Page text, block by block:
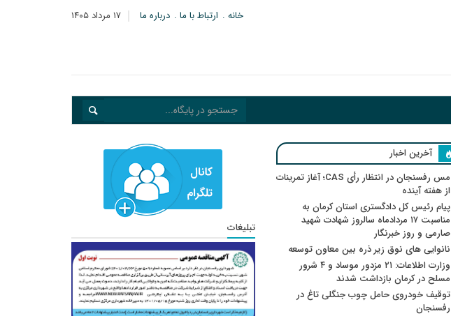
۱۷ مرداد ۱۴۰۵ خانه ارتباط با ما درباره ما
آخرین اخبار
مس رفسنجان در انتظار رأی CAS؛ آغاز تمرینات
از هفته آینده
پیام رئیس کل دادگستری استان کرمان به
مناسبت ۱۷ مردادماه سالروز شهادت شهید
صارمی و روز خبرنگار
نانوایی های نوق زیر ذره بین معاون توسعه
وزارت اطلاعات: ۲۱ مزدور موساد و ۴ شرور
مسلح در کرمان بازداشت شدند
توقیف خودروی حامل چوب جنگلی تاغ در
رفسنجان
تبلیغات